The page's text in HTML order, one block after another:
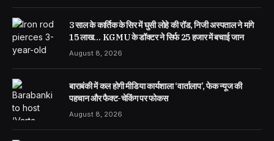
3 साल के कार्तिक के सिर में घुसी लोहे की रॉड, निजी अस्पताल ने मांगे
15 लाख… KGMU के डॉक्टर ने सिर्फ 25 हजार में बचाई जान
August 8, 2026
बाराबंकी में कल होगी मीडिया कार्यशाला ‘वार्तालाप’, फेक न्यूज की
पहचान और फैक्ट-चेकिंग पर फोकस
August 8, 2026